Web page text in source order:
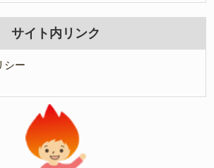
サイト内リンク
シー